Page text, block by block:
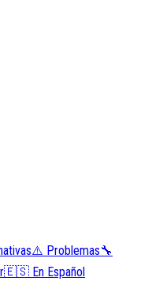
⚠️ Problemas🔧
🇪🇸 En Español